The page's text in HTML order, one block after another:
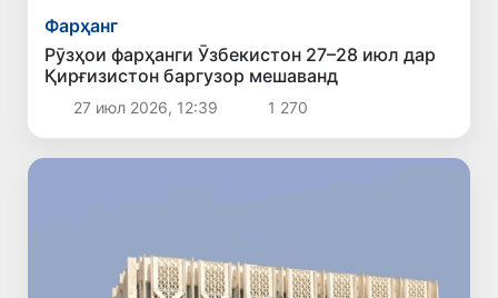
Фарҳанг
Рӯзҳои фарҳанги Ӯзбекистон 27–28 июл дар
Қирғизистон баргузор мешаванд
27 июл 2026, 12:39 1 270